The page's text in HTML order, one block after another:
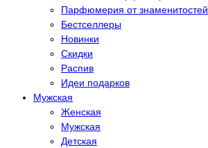
Парфюмерия от знаменитостей
Бестселлеры
Новинки
Скидки
Распив
Идеи подарков
Мужская
Женская
Мужская
Детская